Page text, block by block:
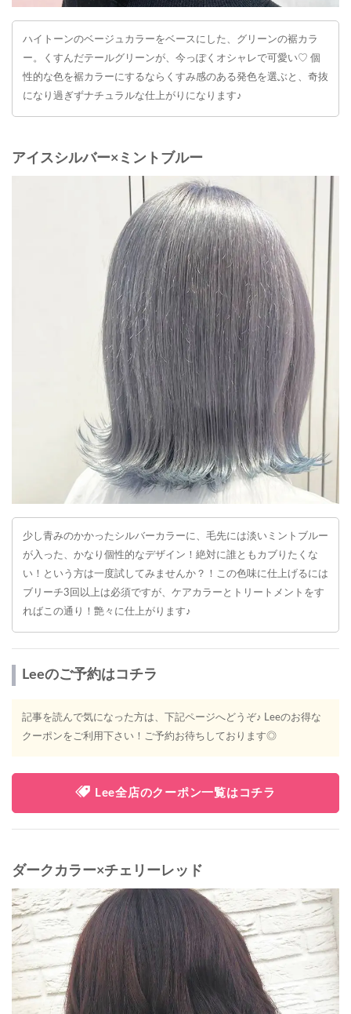
ハイトーンのベージュカラーをベースにした、グリーンの裾カラ
ー。くすんだテールグリーンが、今っぽくオシャレで可愛い♡ 個
性的な色を裾カラーにするならくすみ感のある発色を選ぶと、奇抜
になり過ぎずナチュラルな仕上がりになります♪
アイスシルバー×ミントブルー
少し青みのかかったシルバーカラーに、毛先には淡いミントブルー
が入った、かなり個性的なデザイン！絶対に誰ともカブりたくな
い！という方は一度試してみませんか？！この色味に仕上げるには
ブリーチ3回以上は必須ですが、ケアカラーとトリートメントをす
ればこの通り！艶々に仕上がります♪
Leeのご予約はコチラ
記事を読んで気になった方は、下記ページへどうぞ♪ Leeのお得な
クーポンをご利用下さい！ご予約お待ちしております◎
Lee全店のクーポン一覧はコチラ
ダークカラー×チェリーレッド